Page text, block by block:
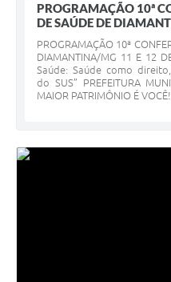
PROGRAMAÇÃO 10ª
DE SAÚDE DE
PROGRAMAÇÃO 10ª
DIAMANTINA/MG 11 E 12
Saúde: Saúde como
do SUS” PREFEITURA
MAIOR PATRIMÔNIO É VOCÊ!